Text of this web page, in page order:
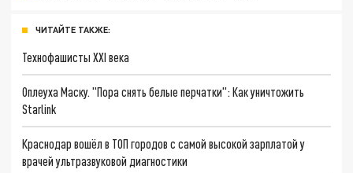
ЧИТАЙТЕ ТАКЖЕ:
Технофашисты XXI века
Оплеуха Маску. "Пора снять белые перчатки": Как уничтожить
Starlink
Краснодар вошёл в ТОП городов с самой высокой зарплатой у
врачей ультразвуковой диагностики